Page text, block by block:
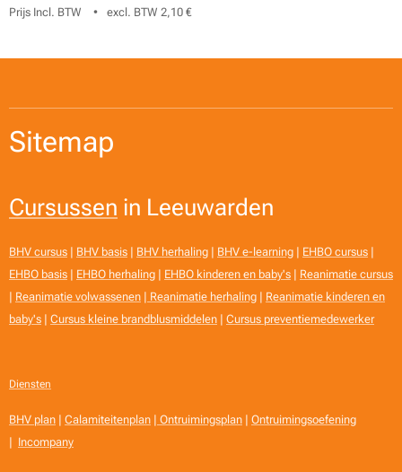
Prijs Incl. BTW excl. BTW 2,10 €
Sitemap
Cursussen in Leeuwarden
BHV cursus | BHV basis | BHV herhaling | BHV e-learning | EHBO cursus |
EHBO basis | EHBO herhaling | EHBO kinderen en baby's | Reanimatie cursus
| Reanimatie volwassenen | Reanimatie herhaling | Reanimatie kinderen en
baby's | Cursus kleine brandblusmiddelen | Cursus preventiemedewerker
Diensten
BHV plan | Calamiteitenplan | Ontruimingsplan | Ontruimingsoefening
| Incompany